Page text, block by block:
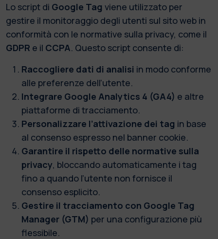
Lo script di Google Tag viene utilizzato per
gestire il monitoraggio degli utenti sul sito web in
conformità con le normative sulla privacy, come il
GDPR e il CCPA. Questo script consente di:
Raccogliere dati di analisi in modo conforme
alle preferenze dell’utente.
Integrare Google Analytics 4 (GA4) e altre
piattaforme di tracciamento.
Personalizzare l’attivazione dei tag in base
al consenso espresso nel banner cookie.
Garantire il rispetto delle normative sulla
privacy, bloccando automaticamente i tag
fino a quando l’utente non fornisce il
consenso esplicito.
Gestire il tracciamento con Google Tag
Manager (GTM) per una configurazione più
flessibile.